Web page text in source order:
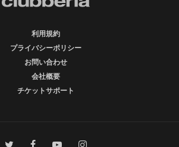
利用規約
プライバシーポリシー
お問い合わせ
会社概要
チケットサポート